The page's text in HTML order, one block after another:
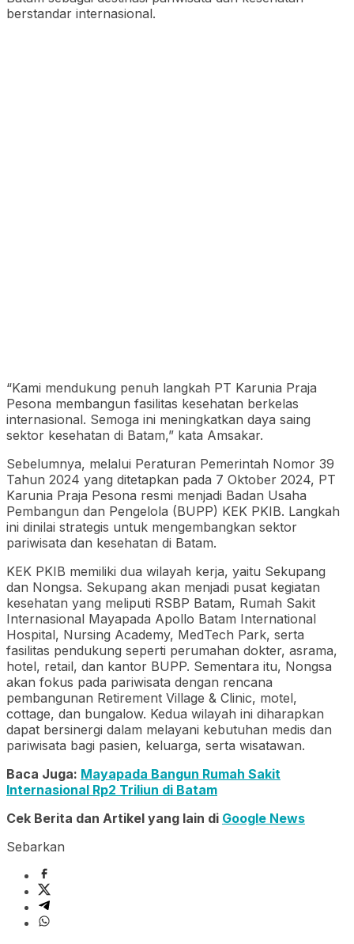
berstandar internasional.
“Kami mendukung penuh langkah PT Karunia Praja
Pesona membangun fasilitas kesehatan berkelas
internasional. Semoga ini meningkatkan daya saing
sektor kesehatan di Batam,” kata Amsakar.
Sebelumnya, melalui Peraturan Pemerintah Nomor 39
Tahun 2024 yang ditetapkan pada 7 Oktober 2024, PT
Karunia Praja Pesona resmi menjadi Badan Usaha
Pembangun dan Pengelola (BUPP) KEK PKIB. Langkah
ini dinilai strategis untuk mengembangkan sektor
pariwisata dan kesehatan di Batam.
KEK PKIB memiliki dua wilayah kerja, yaitu Sekupang
dan Nongsa. Sekupang akan menjadi pusat kegiatan
kesehatan yang meliputi RSBP Batam, Rumah Sakit
Internasional Mayapada Apollo Batam International
Hospital, Nursing Academy, MedTech Park, serta
fasilitas pendukung seperti perumahan dokter, asrama,
hotel, retail, dan kantor BUPP. Sementara itu, Nongsa
akan fokus pada pariwisata dengan rencana
pembangunan Retirement Village & Clinic, motel,
cottage, dan bungalow. Kedua wilayah ini diharapkan
dapat bersinergi dalam melayani kebutuhan medis dan
pariwisata bagi pasien, keluarga, serta wisatawan.
Baca Juga: Mayapada Bangun Rumah Sakit
Internasional Rp2 Triliun di Batam
Cek Berita dan Artikel yang lain di Google News
Sebarkan